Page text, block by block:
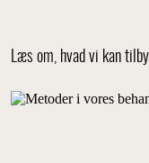
Læs om, hvad vi kan